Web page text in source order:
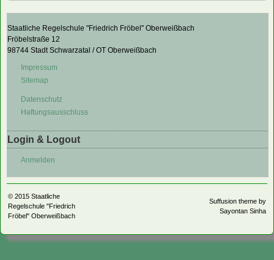
Staatliche Regelschule "Friedrich Fröbel" Oberweißbach
Fröbelstraße 12
98744 Stadt Schwarzatal / OT Oberweißbach
Impressum
Sitemap
Datenschutz
Haftungsausschluss
Login & Logout
Anmelden
© 2015 Staatliche
Regelschule "Friedrich
Fröbel" Oberweißbach
Suffusion theme by
Sayontan Sinha